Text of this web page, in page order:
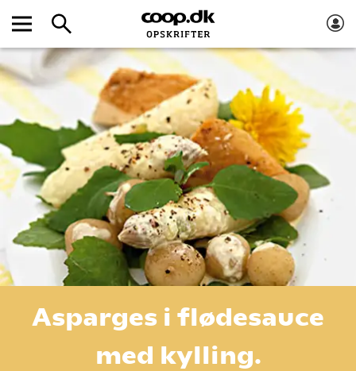
Asparges i flødesauce
med kylling.